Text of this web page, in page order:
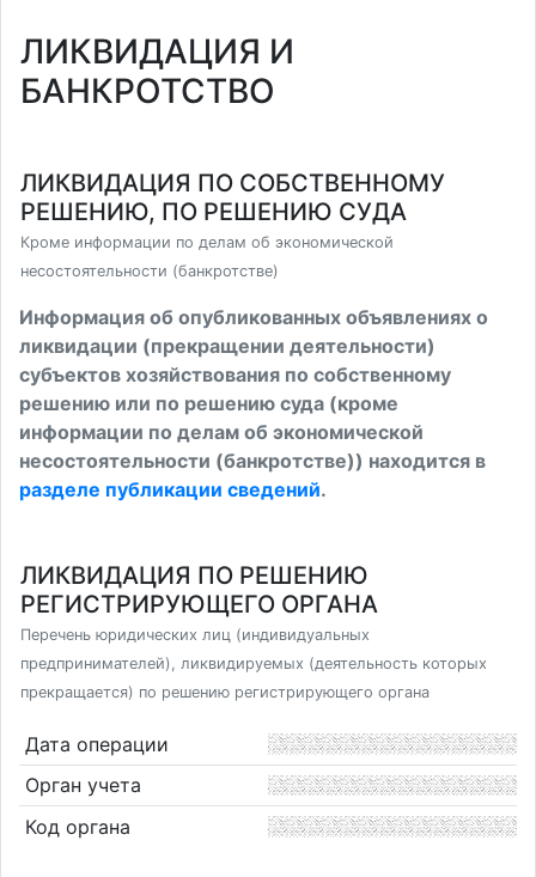
ЛИКВИДАЦИЯ И
БАНКРОТСТВО
ЛИКВИДАЦИЯ ПО СОБСТВЕННОМУ
РЕШЕНИЮ, ПО РЕШЕНИЮ СУДА
Кроме информации по делам об экономической
несостоятельности (банкротстве)
Информация об опубликованных объявлениях о
ликвидации (прекращении деятельности)
субъектов хозяйствования по собственному
решению или по решению суда (кроме
информации по делам об экономической
несостоятельности (банкротстве)) находится в
разделе публикации сведений.
ЛИКВИДАЦИЯ ПО РЕШЕНИЮ
РЕГИСТРИРУЮЩЕГО ОРГАНА
Перечень юридических лиц (индивидуальных
предпринимателей), ликвидируемых (деятельность которых
прекращается) по решению регистрирующего органа
Дата операции
Орган учета
Код органа